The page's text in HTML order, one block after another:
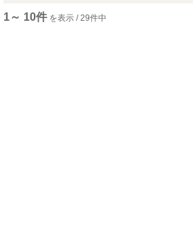
1～ 10件 を表示 / 29件中